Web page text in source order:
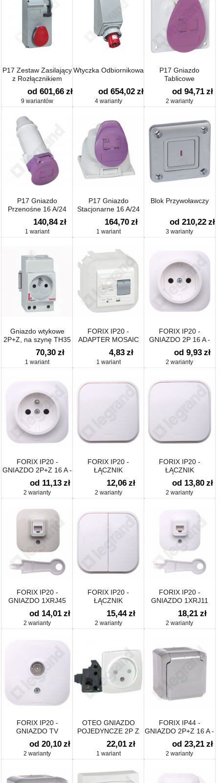
P17 Zestaw Zasilający
z Rozłącznikiem
od 601,66 zł
9 wariantów
Wtyczka Odbiornikowa
od 654,02 zł
4 warianty
P17 Gniazdo
Tablicowe
od 94,71 zł
2 warianty
P17 Gniazdo
Przenośne 16 A/24
V/2p Ip44
140,84 zł
1 wariant
P17 Gniazdo
Stacjonarne 16 A/24
V/2p Ip44
164,70 zł
1 wariant
Blok Przywoławczy
od 210,22 zł
3 warianty
Gniazdo wtykowe
2P+Z, na szynę TH35
z przesłoną
70,30 zł
1 wariant
FORIX IP20 -
ADAPTER MOSAIC
BIAŁY
4,83 zł
1 wariant
FORIX IP20 -
GNIAZDO 2P 16 A -
250 V
od 9,93 zł
2 warianty
FORIX IP20 -
GNIAZDO 2P+Z 16 A -
250 V
od 11,13 zł
2 warianty
FORIX IP20 -
ŁĄCZNIK
JEDNOBIEGUNOWY
10 AX
12,06 zł
2 warianty
FORIX IP20 -
ŁĄCZNIK
SCHODOWY 10 AX
od 13,80 zł
2 warianty
FORIX IP20 -
GNIAZDO 1XRJ45
KAT. 5E UTP
od 14,01 zł
2 warianty
FORIX IP20 -
ŁĄCZNIK
ŚWIECZNIKOWY 10
AX
15,44 zł
2 warianty
FORIX IP20 -
GNIAZDO 1XRJ11
18,21 zł
2 warianty
FORIX IP20 -
GNIAZDO TV
od 20,10 zł
2 warianty
OTEO GNIAZDO
POJEDYNCZE 2P Z
PRZESŁONĄ
STYKÓW KOMPLET
22,01 zł
1 wariant
FORIX IP44 -
GNIAZDO 2P+Z 16 A -
250 V
od 23,21 zł
2 warianty